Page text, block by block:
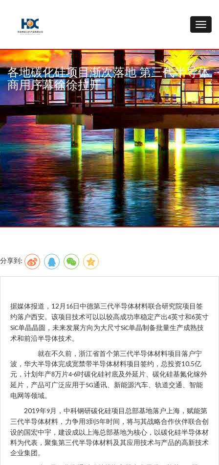
各地碳化硅项目渐次落地 第三代半导体
商用序幕徐徐拉开
分享到:
据媒体报道， 12 月 16 日中德第三代半导体材料联合研究院项目签
约落户西安。该项目技术可以以较高成功率稳定产出4英寸和6英寸
SiC单晶晶圆，未来发展方向为大尺寸SiC单晶制备批量生产成熟技
术和前沿半导体技术。
就在不久前，浙江省首个第三代半导体材料项目落户宁
波，华大半导体完成宽禁带半导体材料项目签约，总投资10.5亿
元，计划年产8万片4-6吋碳化硅衬底及外延片、碳化硅基氮化镓外
延片，产品可广泛应用于5G通讯、新能源汽车、轨道交通、智能
电网等领域。
2019年9月，中科钢研碳化硅项目总部基地落户上海，赋能第
三代半导体材料，力争用 3到 5年时间，将与其战略合作伙伴联合创
设的国宏中宇，建设成以上海总部基地为核心，以碳化硅半导体材
料为代表，聚集第三代半导体材料及其应用技术与产品的高新技术
企业集团。